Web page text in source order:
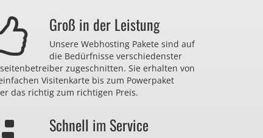
Groß in der Leistung
Unsere Webhosting Pakete sind auf
die Bedürfnisse verschiedenster
zugeschnitten. Sie erhalten von
Visitenkarte bis zum Powerpaket
das richtig zum richtigen Preis.
Schnell im Service